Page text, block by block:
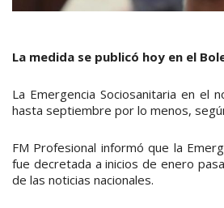
La medida se publicó hoy en el
La Emergencia Sociosanitaria en el
hasta septiembre por lo menos,
FM Profesional informó que la
fue decretada a inicios de enero
de las noticias nacionales.